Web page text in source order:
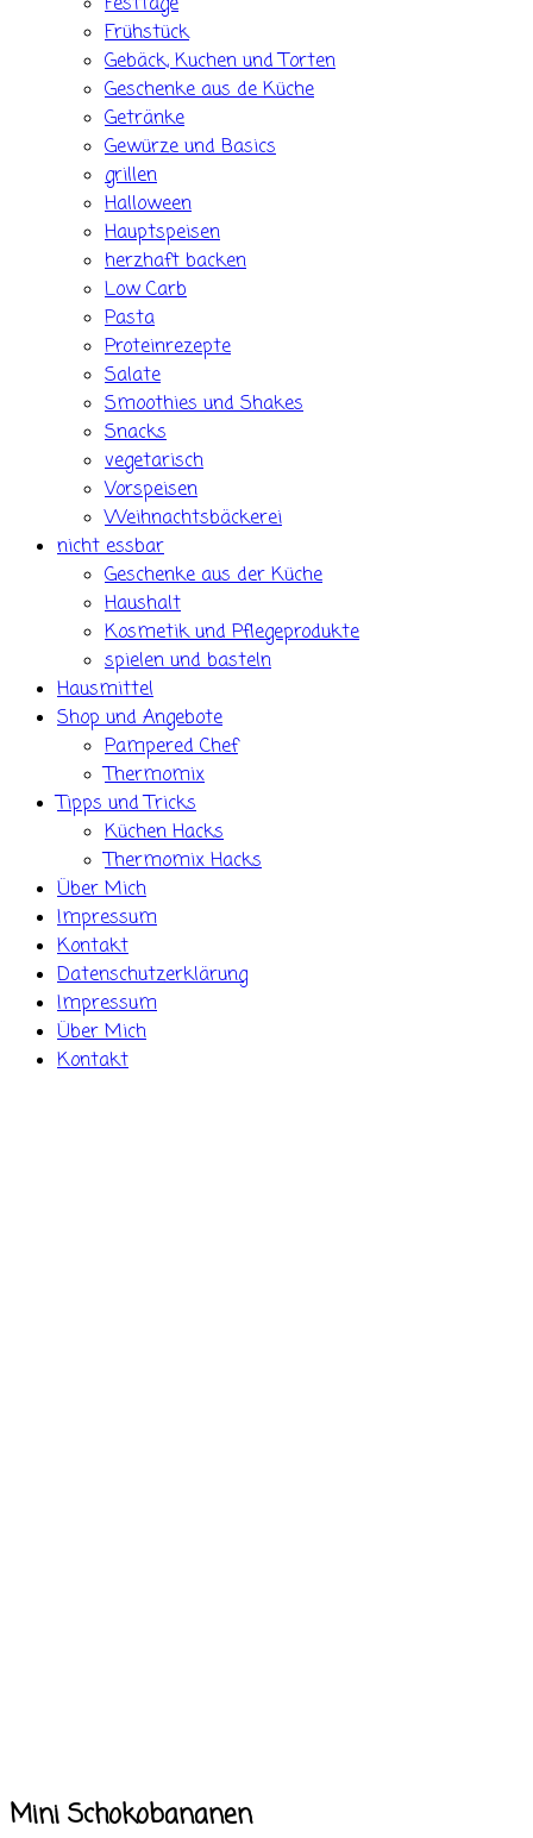
Frühstück
Gebäck, Kuchen und Torten
Geschenke aus de Küche
Getränke
Gewürze und Basics
grillen
Halloween
Hauptspeisen
herzhaft backen
Low Carb
Pasta
Proteinrezepte
Salate
Smoothies und Shakes
Snacks
vegetarisch
Vorspeisen
Weihnachtsbäckerei
nicht essbar
Geschenke aus der Küche
Haushalt
Kosmetik und Pflegeprodukte
spielen und basteln
Hausmittel
Shop und Angebote
Pampered Chef
Thermomix
Tipps und Tricks
Küchen Hacks
Thermomix Hacks
Über Mich
Impressum
Kontakt
Datenschutzerklärung
Impressum
Über Mich
Kontakt
Mini Schokobananen